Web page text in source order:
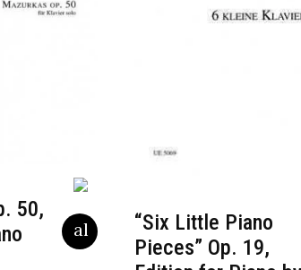
50,
“Six Little Piano
Pieces” Op. 19,